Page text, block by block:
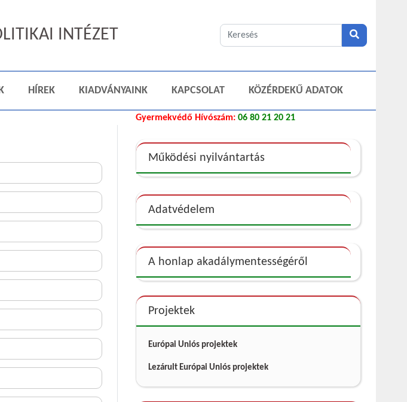
INTÉZET
HÍREK KIADVÁNYAINK KAPCSOLAT KÖZÉRDEKŰ ADATOK
Gyermekvédő Hívószám: 06 80 21 20 21
Működési nyilvántartás
Adatvédelem
A honlap akadálymentességéről
Projektek
Európai Uniós projektek
Lezárult Európai Uniós projektek